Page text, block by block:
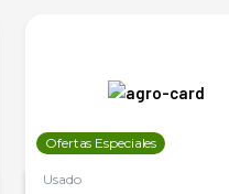
Ofertas Especiales
Usado